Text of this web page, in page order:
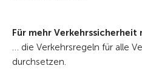
Für mehr Verkehrssicherheit
… die Verkehrsregeln für alle
durchsetzen.